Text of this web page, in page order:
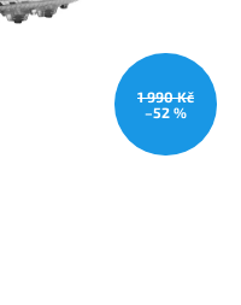
1 990 Kč
–52 %